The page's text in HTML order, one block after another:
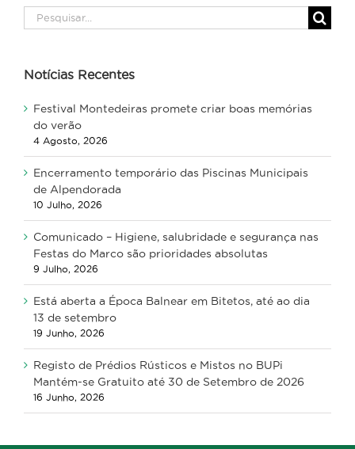
Pesquisar
Notícias Recentes
Festival Montedeiras promete criar boas memórias
do verão
4 Agosto, 2026
Encerramento temporário das Piscinas Municipais
de Alpendorada
10 Julho, 2026
Comunicado – Higiene, salubridade e segurança nas
Festas do Marco são prioridades absolutas
9 Julho, 2026
Está aberta a Época Balnear em Bitetos, até ao dia
13 de setembro
19 Junho, 2026
Registo de Prédios Rústicos e Mistos no BUPi
Mantém-se Gratuito até 30 de Setembro de 2026
16 Junho, 2026